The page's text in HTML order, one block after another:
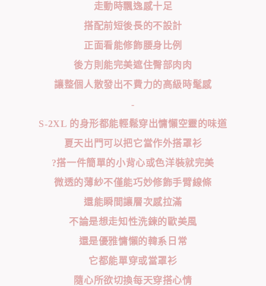
走動時飄逸感十足
搭配前短後長的不設計
正面看能修飾腰身比例
後方則能完美遮住臀部肉肉
讓整個人散發出不費力的高級時髦感
-
S-2XL 的身形都能輕鬆穿出慵懶空靈的味道
夏天出門可以把它當作外搭罩衫
?搭一件簡單的小背心或色洋裝就完美
微透的薄紗不僅能巧妙修飾手臂線條
還能瞬間讓層次感拉滿
不論是想走知性洗鍊的歐美風
還是優雅慵懶的韓系日常
它都能單穿或當罩衫
隨心所欲切換每天穿搭心情